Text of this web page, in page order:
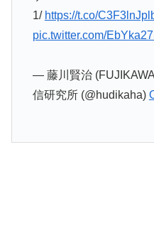
1/ https://t.co/
pic.twitter.com/
— 藤川賢治
信研究所 (@hudikaha)